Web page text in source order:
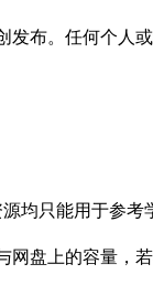
布。任何个人
均只能用于参
盘上的容量，